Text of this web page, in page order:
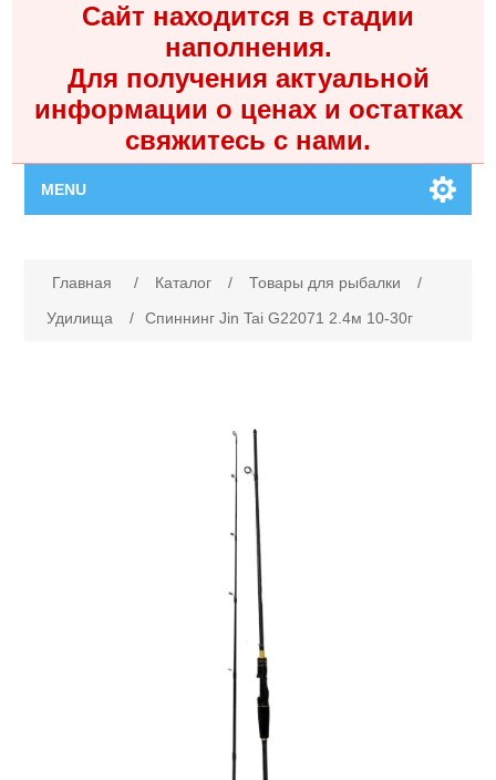
Сайт находится в стадии
наполнения.
Для получения актуальной
информации о ценах и остатках
свяжитесь с нами.
MENU
Каталог
Товары для рыбалки
Главная / Каталог / Товары для рыбалки
/
Удилища
/ Спиннинг Jin Tai G22071 2.4м 10-30г